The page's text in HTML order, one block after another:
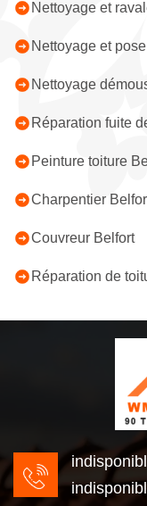
Nettoyage et
Nettoyage et
Nettoyage
Réparation fuite
Peinture toiture
Charpentier
Couvreur Belfort
Réparation de